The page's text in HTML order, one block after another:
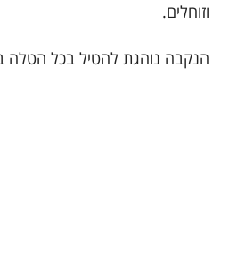
וזוחלים.
הנקבה נוהגת להטיל בכל הטלה בעונת